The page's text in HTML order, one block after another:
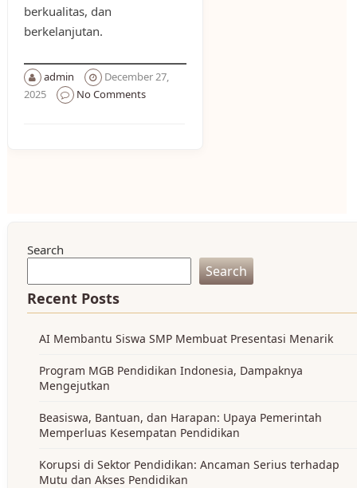
berkualitas, dan
berkelanjutan.
admin
December 27,
2025
No Comments
Search
Search
Recent Posts
AI Membantu Siswa SMP Membuat Presentasi Menarik
Program MGB Pendidikan Indonesia, Dampaknya
Mengejutkan
Beasiswa, Bantuan, dan Harapan: Upaya Pemerintah
Memperluas Kesempatan Pendidikan
Korupsi di Sektor Pendidikan: Ancaman Serius terhadap
Mutu dan Akses Pendidikan